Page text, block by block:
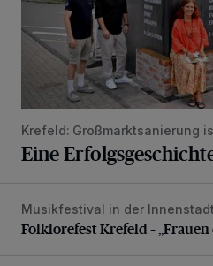
Krefeld: Großmarktsanierung
Eine
Folklorefest Krefeld – „Frauen
Musikfestival in der Innenstadt
Folklorefest Krefeld –